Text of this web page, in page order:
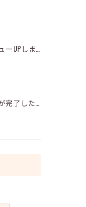
最新インタビューUPしました🐾
先日お引渡しが完了した全体リノベーションのおうちを一部ご紹介...